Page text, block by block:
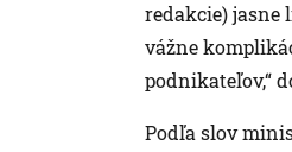
redakcie) jasne
vážne
podnikateľov,“
Podľa slov